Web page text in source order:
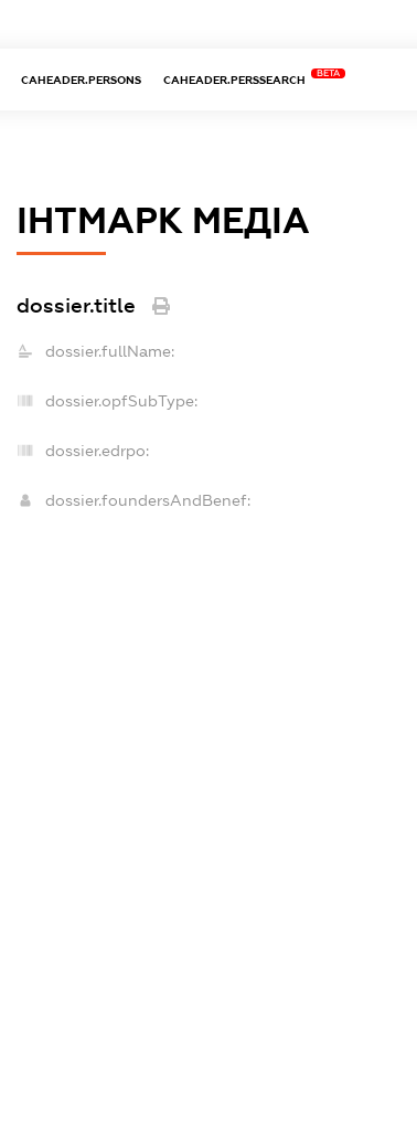
CAHEADER.PERSONS CAHEADER.PERSSEARCH
BETA
ІНТМАРК МЕДІА
dossier.title
dossier.fullName:
dossier.opfSubType:
dossier.edrpo:
dossier.foundersAndBenef: